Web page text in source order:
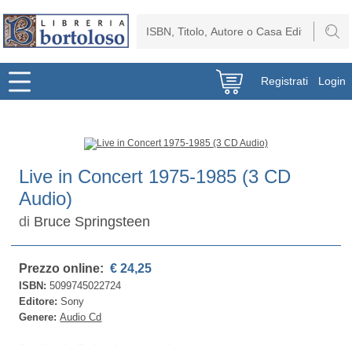
Registrati Login
Live in Concert 1975-1985 (3 CD
Audio)
di Bruce Springsteen
Prezzo online: € 24,25
ISBN:5099745022724
Editore:Sony
Genere:Audio Cd